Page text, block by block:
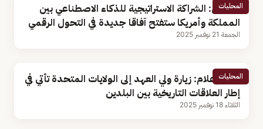
المحليات
مختص: الشراكة الاستراتيجية للذكاء الاصطناعي بين
المملكة وأمريكا ستفتح آفاقا جديدة في التحول الرقمي
الجمعة 21 نوفمبر 2025
المحليات
وزير الإعلام: زيارة ولي العهد إلى الولايات المتحدة تأتي في
إطار العلاقات التاريخية بين البلدين
الثلاثاء 18 نوفمبر 2025